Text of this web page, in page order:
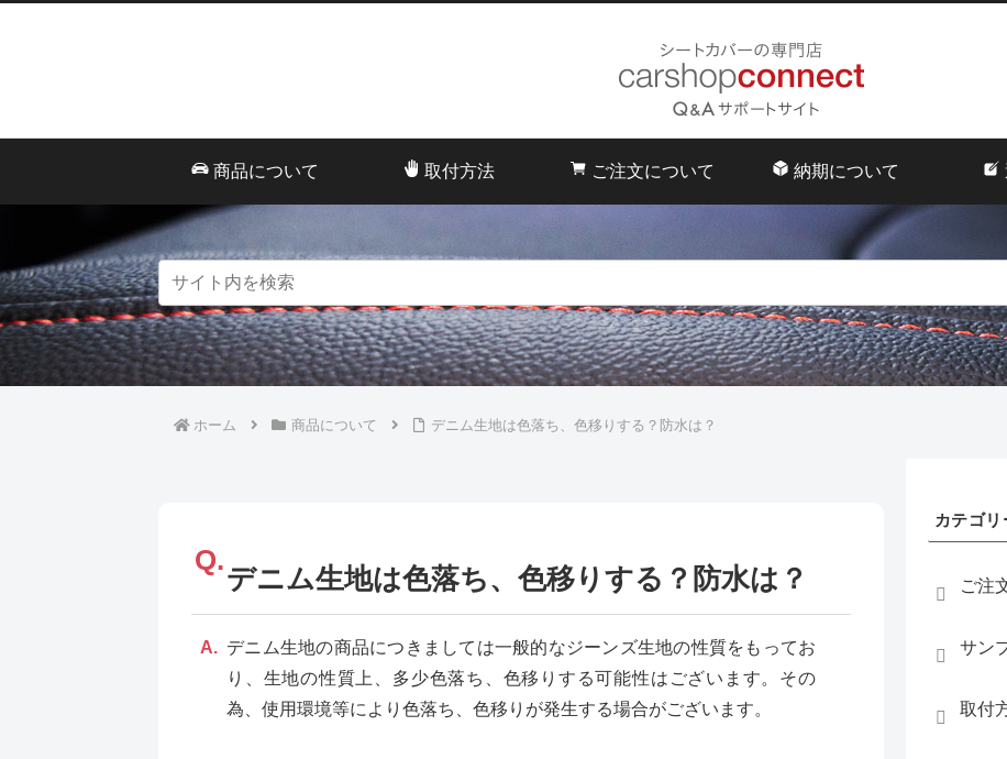
商品について 取付方法 ご注文について 納期について
ホーム 商品について デニム生地は色落ち、色移りする？防水は？
デニム生地は色落ち、色移りする？防水は？
デニム生地の商品につきましては一般的なジーンズ生地の性質をもってお
り、生地の性質上、多少色落ち、色移りする可能性はございます。その
為、使用環境等により色落ち、色移りが発生する場合がございます。
カテゴリ
ご注
サン
取付